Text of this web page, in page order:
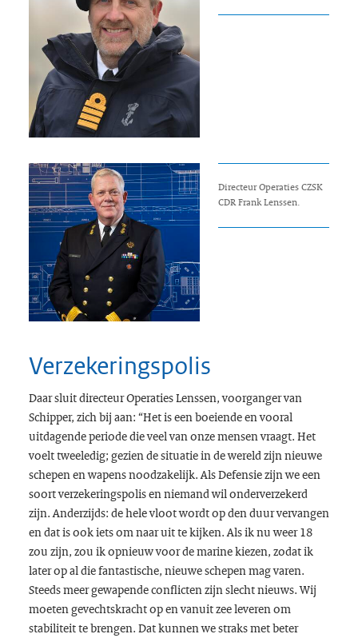
Directeur Operaties CZSK
CDR Frank Lenssen.
Verzekeringspolis
Daar sluit directeur Operaties Lenssen, voorganger van
Schipper, zich bij aan: “Het is een boeiende en vooral
uitdagende periode die veel van onze mensen vraagt. Het
voelt tweeledig; gezien de situatie in de wereld zijn nieuwe
schepen en wapens noodzakelijk. Als Defensie zijn we een
soort verzekeringspolis en niemand wil onderverzekerd
zijn. Anderzijds: de hele vloot wordt op den duur vervangen
en dat is ook iets om naar uit te kijken. Als ik nu weer 18
zou zijn, zou ik opnieuw voor de marine kiezen, zodat ik
later op al die fantastische, nieuwe schepen mag varen.
Steeds meer gewapende conflicten zijn slecht nieuws. Wij
moeten gevechtskracht op en vanuit zee leveren om
stabiliteit te brengen. Dat kunnen we straks met beter